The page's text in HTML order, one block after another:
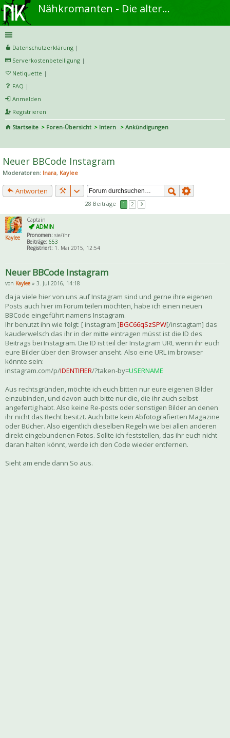
Nähkromanten - Die alternative Näh- und DIY-Community
Datenschutzerklärung |
Serverkostenbeteiligung |
Netiquette |
FAQ |
Anmelden
Registrieren
Startseite
Foren-Übersicht Intern
Ankündigungen
he
Neuer BBCode Instagram
Moderatoren: Inara, Kaylee
Antworten
28 Beiträge 1 2
Kaylee
Captain
Pronomen: sie/ihr
Beiträge: 653
Registriert: 1. Mai 2015, 12:54
Neuer BBCode Instagram
von Kaylee » 3. Jul 2016, 14:18
da ja viele hier von uns auf Instagram sind und gerne ihre eigenen
Posts auch hier im Forum teilen möchten, habe ich einen neuen
BBCode eingeführt namens Instagram.
Ihr benutzt ihn wie folgt: [ instagram ]BGC66qSzSPW[/instagtam] das
kauderwelsch das ihr in der mitte eintragen müsst ist die ID des
Beitrags bei Instagram. Die ID ist teil der Instagram URL wenn ihr euch
eure Bilder über den Browser anseht. Also eine URL im browser
könnte sein:
instagram.com/p/IDENTIFIER/?taken-by=USERNAME
Aus rechtsgründen, möchte ich euch bitten nur eure eigenen Bilder
einzubinden, und davon auch bitte nur die, die ihr auch selbst
angefertig habt. Also keine Re-posts oder sonstigen Bilder an denen
ihr nicht das Recht besitzt. Auch bitte kein Abfotografierten Magazine
oder Bücher. Also eigentlich dieselben Regeln wie bei allen anderen
direkt eingebundenen Fotos. Sollte ich feststellen, das ihr euch nicht
daran halten könnt, werde ich den Code wieder entfernen.
Sieht am ende dann So aus.